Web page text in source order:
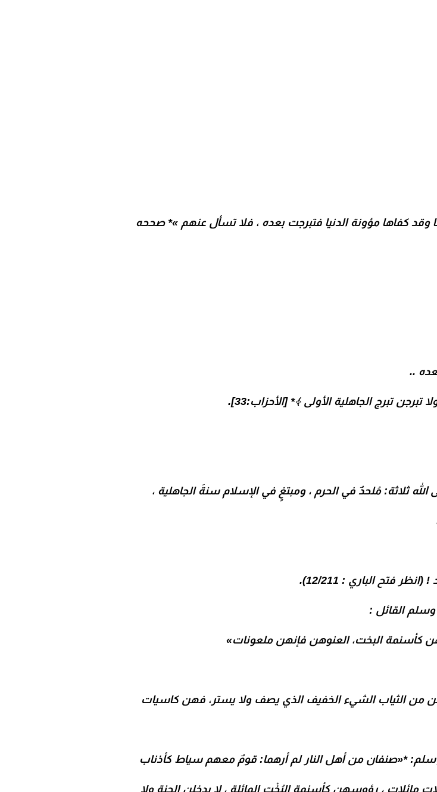
وقد کفاها مؤونة الدنیا فتبرجت بعده ، فلا تسأل عنهم »* صححه
..
تبرج الجاهلية الأولى ﴾* [الأحزاب:33].
ثلاثة: مُلحدٌ في الحرم ، ومبتغٍ في الإسلام سنةَ الجاهلية ،
فتح الباري : 12/211).
وسلم القائل :
كأسنمة البخت، العنوهن فإنهن ملعونات»
من الثياب الشيء الخفيف الذي يصف ولا يستر، فهن كاسيات
وسلم: *«صنفان من أهل النار لم أرهما: قومٌ معهم سياط كأذناب
مائلات ، رؤوسهن كأسنمة البُخْت المائلة ، لا يدخلن الجنة ولا